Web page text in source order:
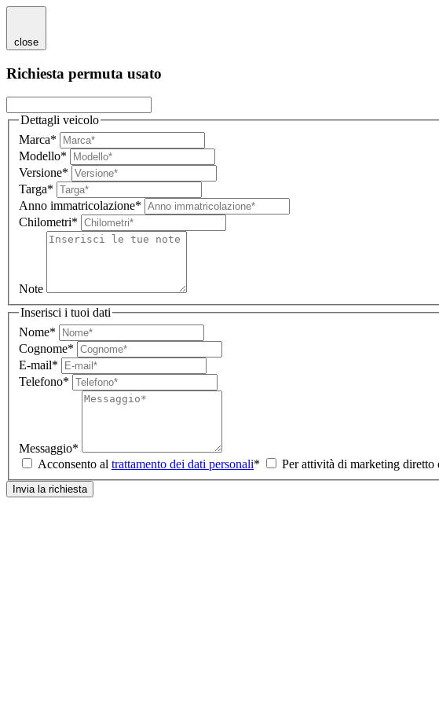
close
Richiesta permuta usato
Dettagli veicolo
Marca*
Modello*
Versione*
Targa*
Anno immatricolazione*
Chilometri*
Note
Inserisci i tuoi dati
Nome*
Cognome*
E-mail*
Telefono*
Messaggio*
Acconsento al trattamento dei dati personali* Per attività di marketing diretto
Invia la richiesta